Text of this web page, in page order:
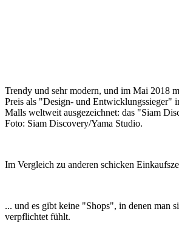
Trendy und sehr modern, und im Mai 2018
Preis als "Design- und Entwicklungssieger"
Malls weltweit ausgezeichnet: das "Siam
Foto: Siam Discovery/Yama Studio.
Im Vergleich zu anderen schicken
... und es gibt keine "Shops", in denen man
verpflichtet fühlt.